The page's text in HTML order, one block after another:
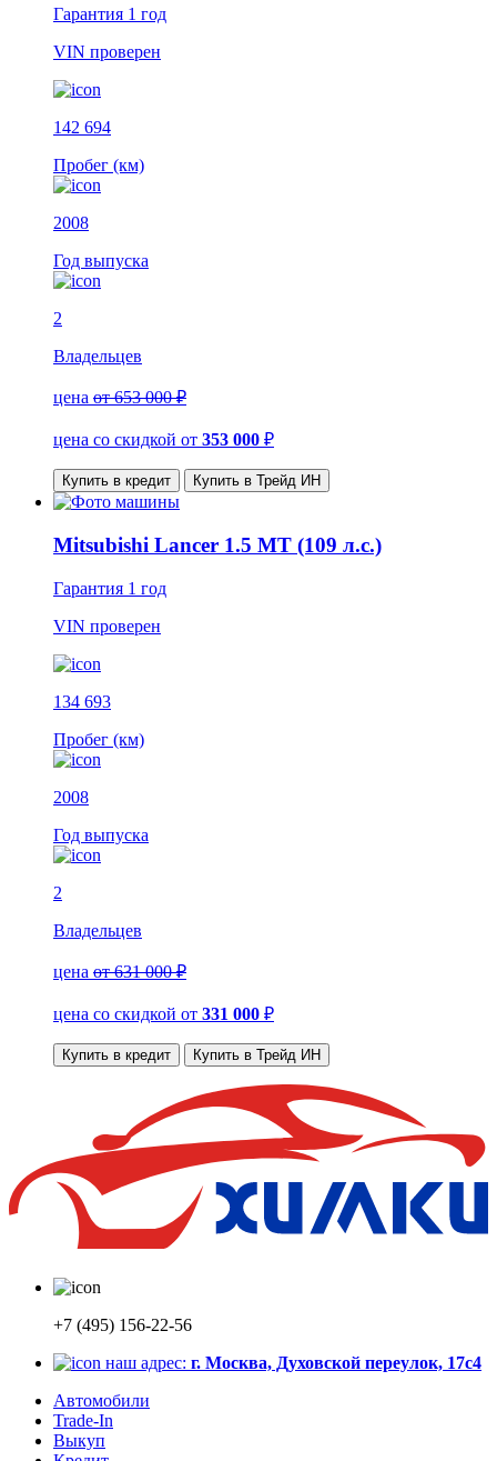
Гарантия 1 год
VIN проверен
142 694
Пробег (км)
2008
Год выпуска
2
Владельцев
цена от 653 000 ₽
цена со скидкой от 353 000 ₽
Купить в кредит Купить в Трейд ИН
Mitsubishi Lancer 1.5 MT (109 л.с.)
Гарантия 1 год
VIN проверен
134 693
Пробег (км)
2008
Год выпуска
2
Владельцев
цена от 631 000 ₽
цена со скидкой от 331 000 ₽
Купить в кредит Купить в Трейд ИН
+7 (495) 156-22-56
наш адрес: г. Москва, Духовской переулок, 17с4
Автомобили
Trade-In
Выкуп